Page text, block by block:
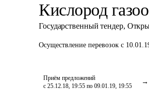
Кислород
Государственный тендер,
Осуществление перевозок с
Приём предложений
с 25.12.18, 19:55 по 09.01.19, 19:55